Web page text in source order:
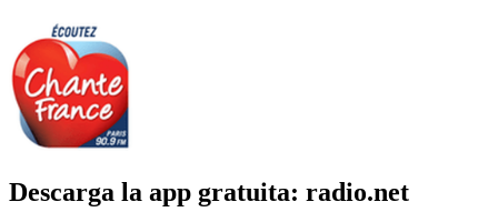
Descarga la app gratuita: radio.net